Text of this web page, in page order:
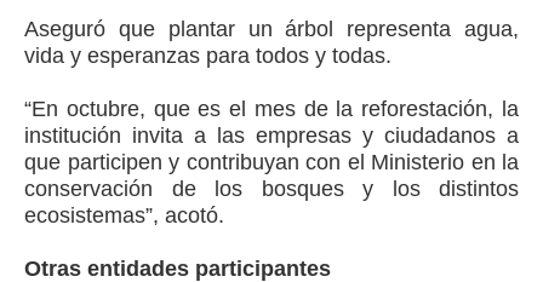
Aseguró que plantar un árbol representa agua,
vida y esperanzas para todos y todas.
“En octubre, que es el mes de la reforestación, la
institución invita a las empresas y ciudadanos a
que participen y contribuyan con el Ministerio en la
conservación de los bosques y los distintos
ecosistemas”, acotó.
Otras entidades participantes